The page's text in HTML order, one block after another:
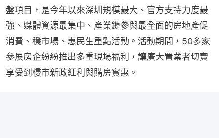
盤項目，是今年以來深圳規模最大、官方支持力度最
強、媒體資源最集中、產業鏈參與最全面的房地產促
消費、穩市場、惠民生重點活動。活動期間，50多家
參展房企紛紛推出多重現場福利，讓廣大置業者切實
享受到樓市新政紅利與購房實惠。